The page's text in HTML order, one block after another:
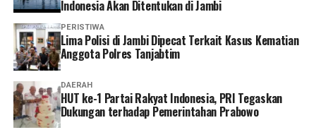
Indonesia Akan Ditentukan di Jambi
PERISTIWA
Lima Polisi di Jambi Dipecat Terkait Kasus Kematian
Anggota Polres Tanjabtim
DAERAH
HUT ke-1 Partai Rakyat Indonesia, PRI Tegaskan
Dukungan terhadap Pemerintahan Prabowo